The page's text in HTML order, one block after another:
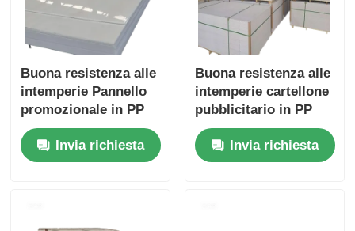
Buona resistenza alle
intemperie Pannello
promozionale in PP
Costruzione in
polipropilene Adatta a
soluzioni
Invia richiesta
Buona resistenza alle
intemperie cartellone
pubblicitario in PP
con finitura liscia o
opaca adatto a vari
tipi di pubblicità e
Invia richiesta